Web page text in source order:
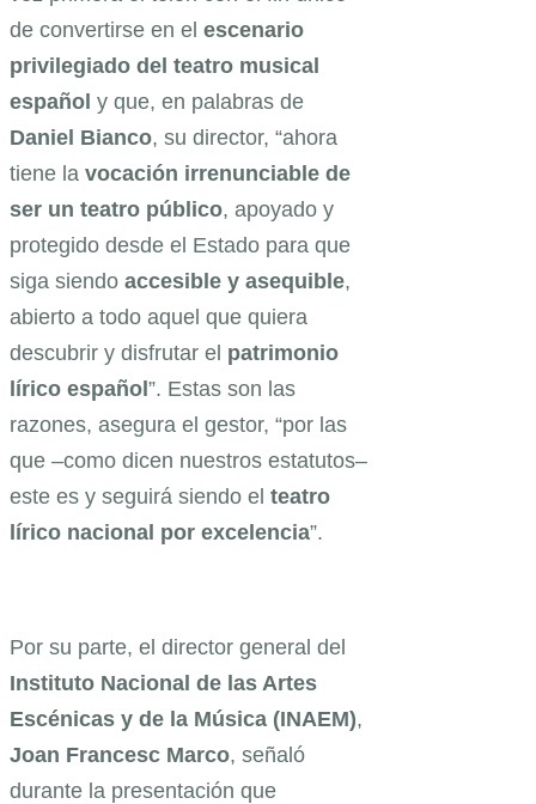
de convertirse en el escenario
privilegiado del teatro musical
español y que, en palabras de
Daniel Bianco, su director, “ahora
tiene la vocación irrenunciable de
ser un teatro público, apoyado y
protegido desde el Estado para que
siga siendo accesible y asequible,
abierto a todo aquel que quiera
descubrir y disfrutar el patrimonio
lírico español”. Estas son las
razones, asegura el gestor, “por las
que –como dicen nuestros estatutos–
este es y seguirá siendo el teatro
lírico nacional por excelencia”.
Por su parte, el director general del
Instituto Nacional de las Artes
Escénicas y de la Música (INAEM),
Joan Francesc Marco, señaló
durante la presentación que